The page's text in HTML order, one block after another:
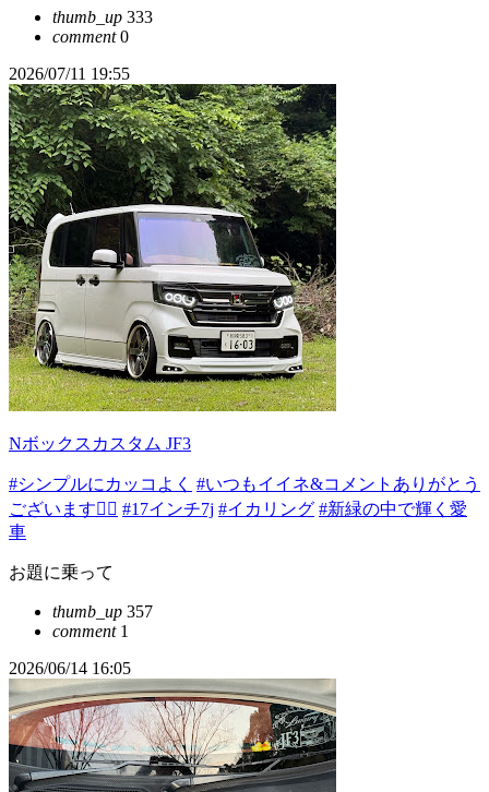
thumb_up 333
comment0
2026/07/11 19:55
Nボックスカスタム JF3
#シンプルにカッコよく #いつもイイネ&コメントありがとう
ございます🙇‍♂️ #17インチ7j #イカリング #新緑の中で輝く愛
車
お題に乗って
thumb_up 357
comment1
2026/06/14 16:05